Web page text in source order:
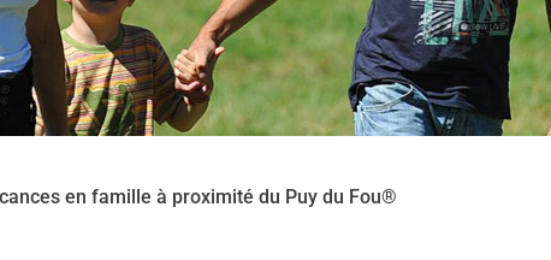
en famille à proximité du Puy du Fou®